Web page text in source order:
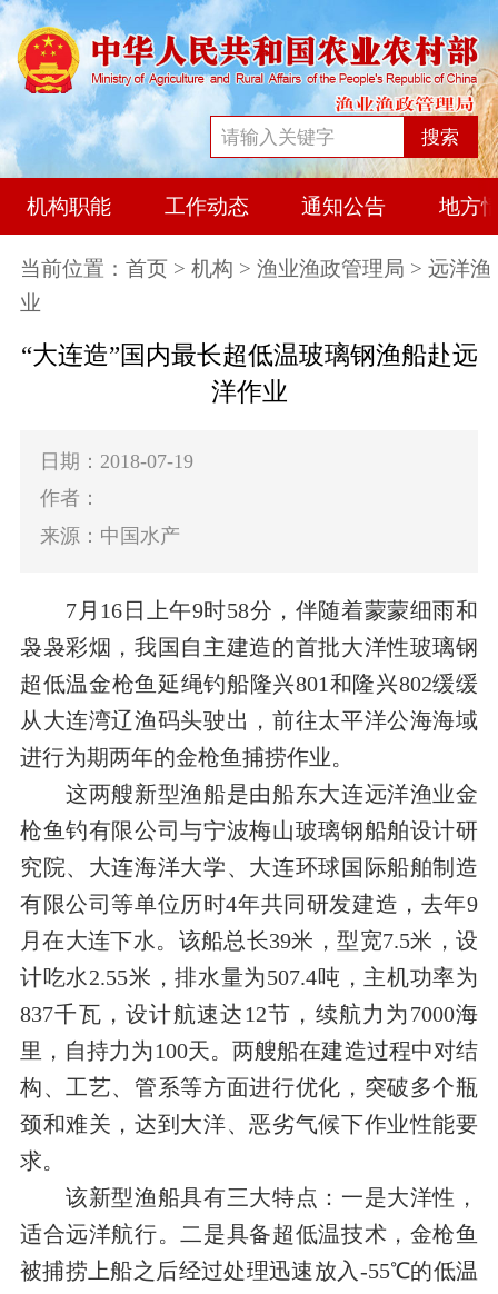
搜索
机构职能 工作动态 通知公告 地方
当前位置： 首页 > 机构 > 渔业渔政管理局 > 远洋渔
业
“大连造”国内最长超低温玻璃钢渔船赴远
洋作业
日期：2018-07-19
作者：
来源：中国水产
7 月 16 日 上午9时58分，伴随着蒙蒙细雨和
袅袅彩烟，我国自主建造的首批大洋性玻璃钢
超低温金枪鱼延绳钓船隆兴801和隆兴802缓缓
从大连湾辽渔码头驶出，前往太平洋公海海域
进行为期两年的金枪鱼捕捞作业。
这两艘新型渔船是由船东大连远洋渔业金
枪鱼钓有限公司与宁波梅山玻璃钢船舶设计研
究院、大连海洋大学、大连环球国际船舶制造
有限公司等单位历时4年共同研发建造，去年9
月在大连下水。该船总长39米 ，型宽7.5米 ，设
计吃水2.55米 ，排水量为507.4吨，主机功率为
837千瓦，设计航速达12节，续航力为7000海
里 ，自持力为100天。两艘船在建造过程中对结
构、工艺、管系等方面进行优化，突破多个瓶
颈和难关，达到大洋、恶劣气候下作业性能要
求。
该新型渔船具有三大特点： 一是大洋性，
适合远洋航行。二是具备超低温技术，金枪鱼
被捕捞上船之后经过处理迅速放入 -55℃的低温